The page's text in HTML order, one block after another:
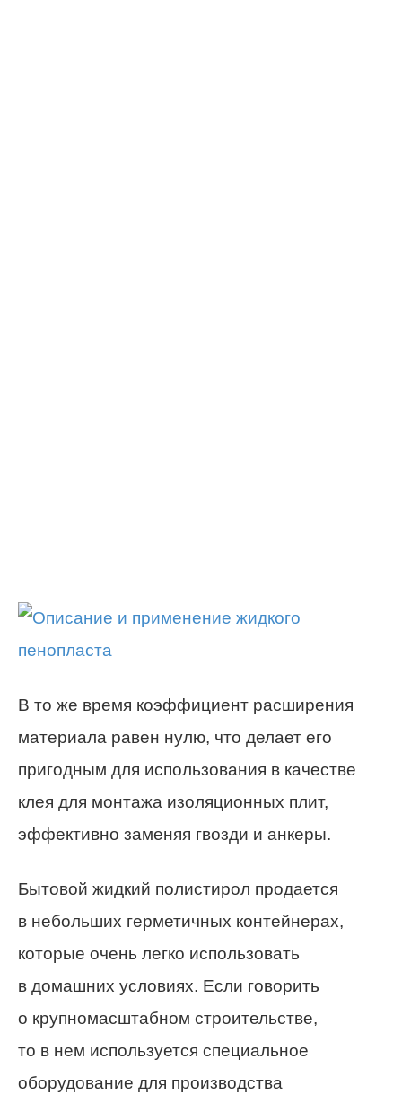
В то же время коэффициент расширения
материала равен нулю, что делает его
пригодным для использования в качестве
клея для монтажа изоляционных плит,
эффективно заменяя гвозди и анкеры.
Бытовой жидкий полистирол продается
в небольших герметичных контейнерах,
которые очень легко использовать
в домашних условиях. Если говорить
о крупномасштабном строительстве,
то в нем используется специальное
оборудование для производства